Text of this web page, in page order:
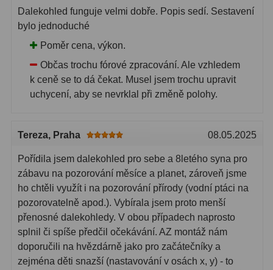
Dalekohled funguje velmi dobře. Popis sedí. Sestavení
bylo jednoduché
Poměr cena, výkon.
Občas trochu fórové zpracování. Ale vzhledem
k ceně se to dá čekat. Musel jsem trochu upravit
uchycení, aby se nevrklal při změně polohy.
Tereza, Praha 08.05.2025
Pořídila jsem dalekohled pro sebe a 8letého syna pro
zábavu na pozorování měsíce a planet, zároveň jsme
ho chtěli využít i na pozorování přírody (vodní ptáci na
pozorovatelně apod.). Vybírala jsem proto menší
přenosné dalekohledy. V obou případech naprosto
splnil či spíše předčil očekávání. AZ montáž nám
doporučili na hvězdárně jako pro začátečníky a
zejména děti snazší (nastavování v osách x, y) - to